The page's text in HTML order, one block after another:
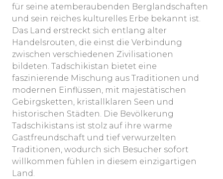
für seine atemberaubenden Berglandschaften
und sein reiches kulturelles Erbe bekannt ist.
Das Land erstreckt sich entlang alter
Handelsrouten, die einst die Verbindung
zwischen verschiedenen Zivilisationen
bildeten. Tadschikistan bietet eine
faszinierende Mischung aus Traditionen und
modernen Einflüssen, mit majestätischen
Gebirgsketten, kristallklaren Seen und
historischen Städten. Die Bevölkerung
Tadschikistans ist stolz auf ihre warme
Gastfreundschaft und tief verwurzelten
Traditionen, wodurch sich Besucher sofort
willkommen fühlen in diesem einzigartigen
Land.